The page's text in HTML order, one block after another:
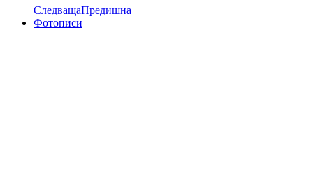
СледващаПредишна
Фотописи